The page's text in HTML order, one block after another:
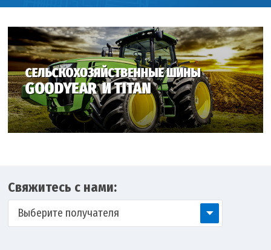
Свяжитесь с нами:
Выберите получателя